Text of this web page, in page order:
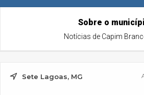
Sobre o
Notícias de Capim
Sete Lagoas, MG